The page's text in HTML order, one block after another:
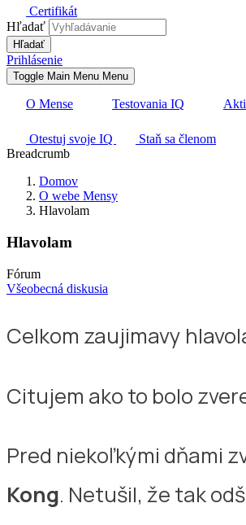
Certifikát
Hľadať
Prihlásenie
Toggle Main Menu Menu
O Mense Testovania IQ
Otestuj svoje IQ
Staň sa členom
Breadcrumb
Domov
O webe Mensy
Hlavolam
Hlavolam
Fórum
Všeobecná diskusia
Celkom zaujimavy
Citujem ako to bolo
Pred niekoľkými dňami
Kong. Netušil, že tak